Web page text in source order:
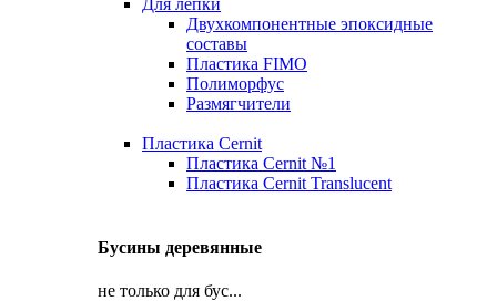
Для лепки
Двухкомпонентные эпоксидные
составы
Пластика FIMO
Полиморфус
Размягчители
Пластика Cernit
Пластика Cernit №1
Пластика Cernit Translucent
Бусины деревянные
не только для бус...